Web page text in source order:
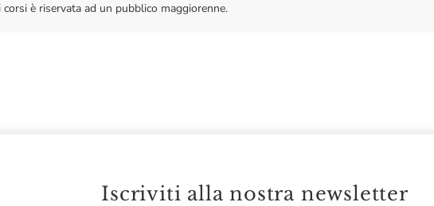
è riservata ad un pubblico maggiorenne.
Iscriviti alla nostra newsletter